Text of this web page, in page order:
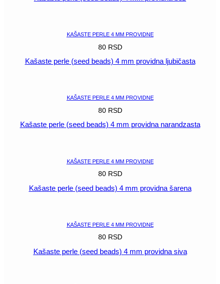
KAŠASTE PERLE 4 MM PROVIDNE
80 RSD
Kašaste perle (seed beads) 4 mm providna ljubičasta
KAŠASTE PERLE 4 MM PROVIDNE
80 RSD
Kašaste perle (seed beads) 4 mm providna narandzasta
KAŠASTE PERLE 4 MM PROVIDNE
80 RSD
Kašaste perle (seed beads) 4 mm providna šarena
KAŠASTE PERLE 4 MM PROVIDNE
80 RSD
Kašaste perle (seed beads) 4 mm providna siva